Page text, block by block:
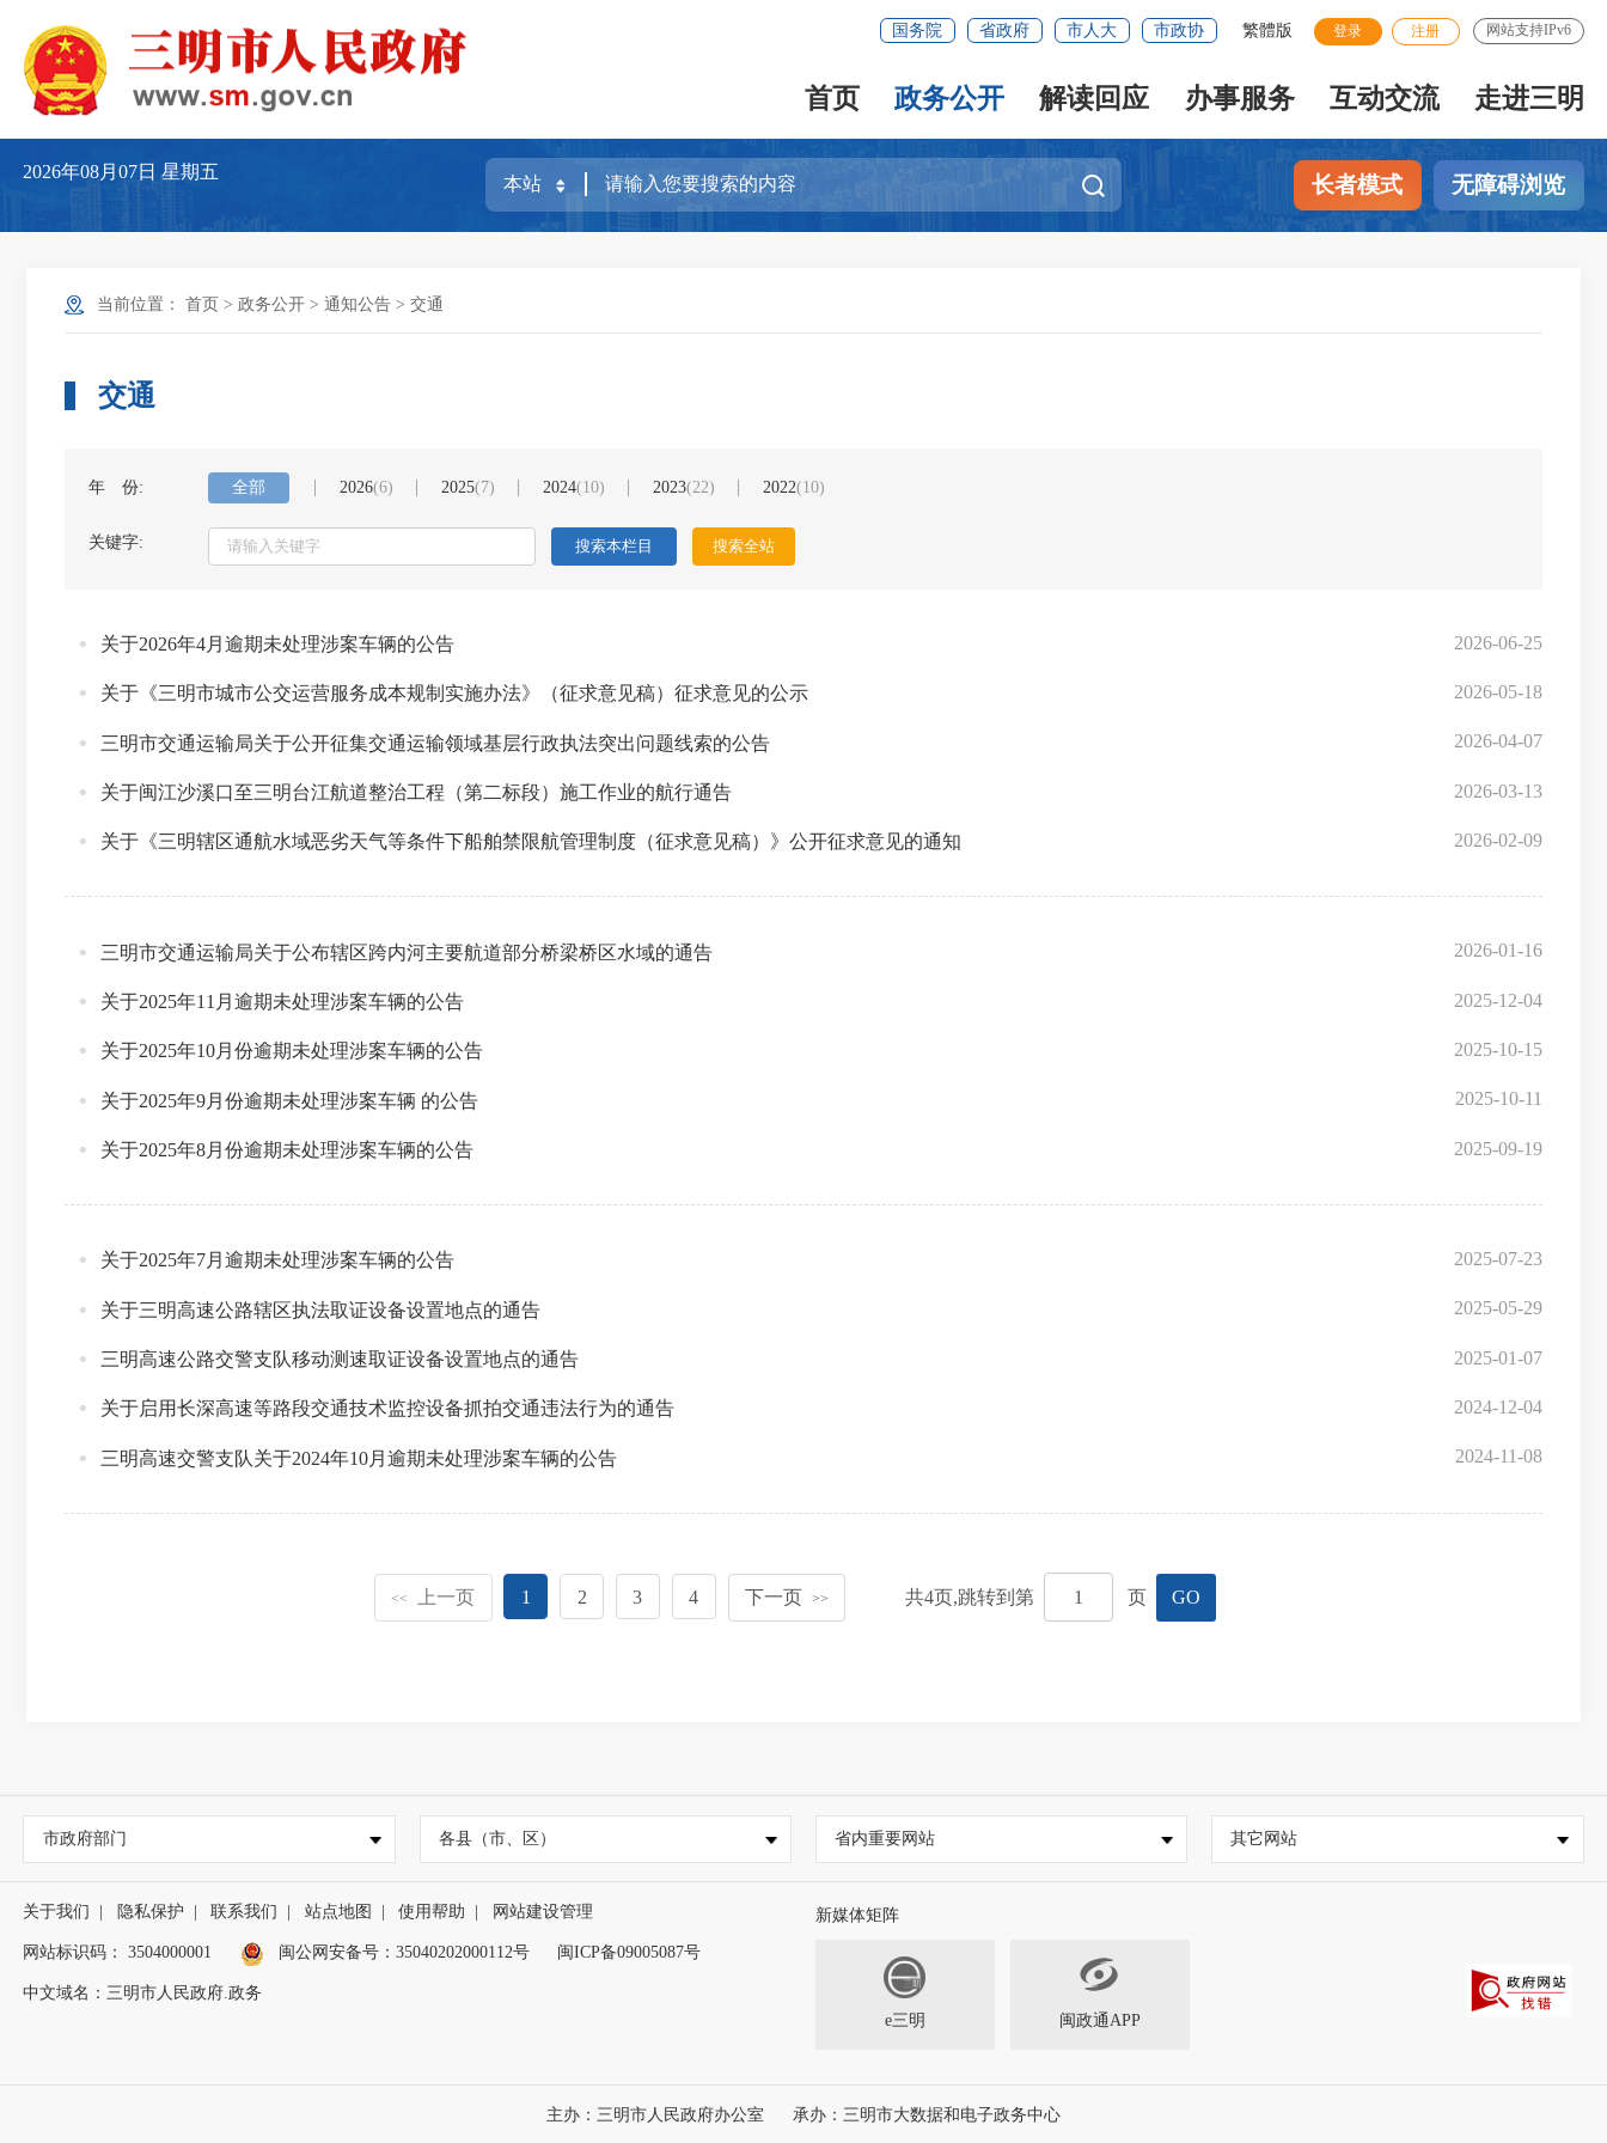
国务院 省政府 市人大 市政协 繁體版 登录 注册 网站支持IPv6
首页 政务公开 解读回应 办事服务 互动交流 走进三明
2026年08月07日星期五
长者模式 无障碍浏览
当前位置： 首页 > 政务公开 > 通知公告 > 交通
交通
年 份: 全部 2026(6) 2025(7) 2024(10) 2023(22) 2022(10)
关键字:
2026-06-25
关于2026年4月逾期未处理涉案车辆的公告
2026-05-18
关于《三明市城市公交运营服务成本规制实施办法》（征求意见稿）征求意见的公示
2026-04-07
三明市交通运输局关于公开征集交通运输领域基层行政执法突出问题线索的公告
2026-03-13
关于闽江沙溪口至三明台江航道整治工程（第二标段）施工作业的航行通告
2026-02-09
关于《三明辖区通航水域恶劣天气等条件下船舶禁限航管理制度（征求意见稿）》公开征求意见的通知
2026-01-16
三明市交通运输局关于公布辖区跨内河主要航道部分桥梁桥区水域的通告
2025-12-04
关于2025年11月逾期未处理涉案车辆的公告
2025-10-15
关于2025年10月份逾期未处理涉案车辆的公告
2025-10-11
关于2025年9月份逾期未处理涉案车辆 的公告
2025-09-19
关于2025年8月份逾期未处理涉案车辆的公告
2025-07-23
关于2025年7月逾期未处理涉案车辆的公告
2025-05-29
关于三明高速公路辖区执法取证设备设置地点的通告
2025-01-07
三明高速公路交警支队移动测速取证设备设置地点的通告
2024-12-04
关于启用长深高速等路段交通技术监控设备抓拍交通违法行为的通告
2024-11-08
三明高速交警支队关于2024年10月逾期未处理涉案车辆的公告
<< 上一页 1 2 3 4 下一页 >> 共4页,跳转到第 页 GO
市政府部门 各县（市、区） 省内重要网站 其它网站
关于我们 隐私保护 联系我们 站点地图 使用帮助 网站建设管理
网站标识码： 3504000001 闽公网安备号： 35040202000112号 闽ICP备09005087号
中文域名：三明市人民政府.政务
新媒体矩阵
e三明 闽政通APP
主办：三明市人民政府办公室 承办：三明市大数据和电子政务中心